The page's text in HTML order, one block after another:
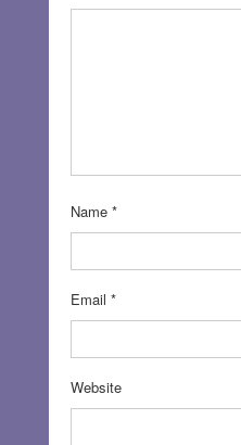
Name *
Email *
Website